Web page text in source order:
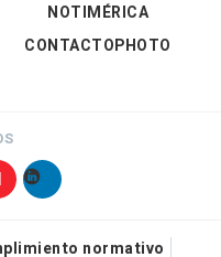
NOTIMÉRICA
CONTACTOPHOTO
normativo